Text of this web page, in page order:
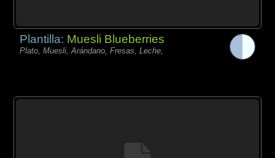
Plantilla: Muesli Blueberries
Plato, Muesli, Arándano, Fresas, Leche,